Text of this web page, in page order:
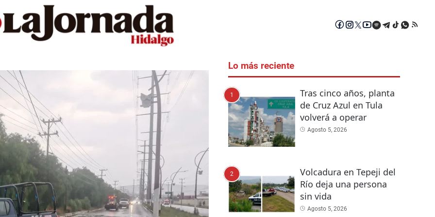
Lo más reciente
1
Tras cinco años, planta
de Cruz Azul en Tula
volverá a operar
Agosto 5, 2026
2
Volcadura en Tepeji del
Río deja una persona
sin vida
Agosto 5, 2026